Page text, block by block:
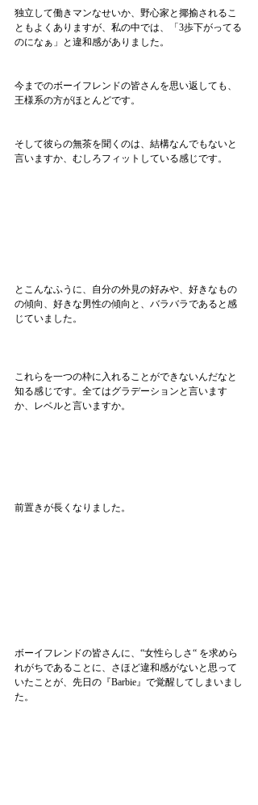
独立して働きマンなせいか、野心家と揶揄されるこ
ともよくありますが、私の中では、「3歩下がってる
のになぁ」と違和感がありました。
今までのボーイフレンドの皆さんを思い返しても、
王様系の方がほとんどです。
そして彼らの無茶を聞くのは、結構なんでもないと
言いますか、むしろフィットしている感じです。
とこんなふうに、自分の外見の好みや、好きなもの
の傾向、好きな男性の傾向と、バラバラであると感
じていました。
これらを一つの枠に入れることができないんだなと
知る感じです。全てはグラデーションと言います
か、レベルと言いますか。
前置きが長くなりました。
ボーイフレンドの皆さんに、“女性らしさ“ を求めら
れがちであることに、さほど違和感がないと思って
いたことが、先日の『Barbie』で覚醒してしまいまし
た。